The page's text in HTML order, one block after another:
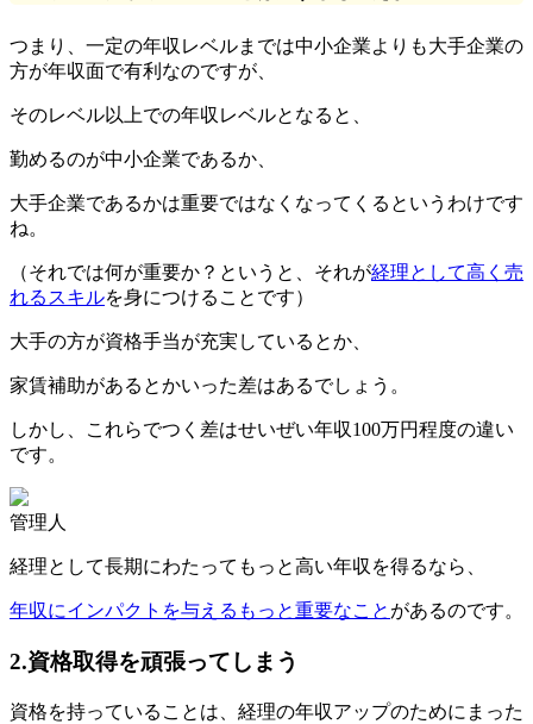
つまり、一定の年収レベルまでは中小企業よりも大手企業の
方が年収面で有利なのですが、
そのレベル以上での年収レベルとなると、
勤めるのが中小企業であるか、
大手企業であるかは重要ではなくなってくるというわけです
ね。
（それでは何が重要か？というと、それが経理として高く売
れるスキルを身につけることです）
大手の方が資格手当が充実しているとか、
家賃補助があるとかいった差はあるでしょう。
しかし、これらでつく差はせいぜい年収100万円程度の違い
です。
管理人
経理として長期にわたってもっと高い年収を得るなら、
年収にインパクトを与えるもっと重要なこと があるのです。
2.資格取得を頑張ってしまう
資格を持っていることは、経理の年収アップのためにまった